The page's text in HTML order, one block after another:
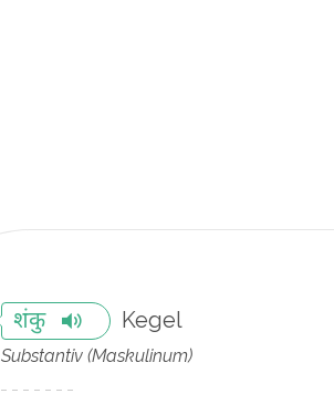
शंकु Kegel
Substantiv (Maskulinum)